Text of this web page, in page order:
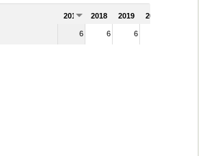
2017 2018 2019 2020
6 6 6